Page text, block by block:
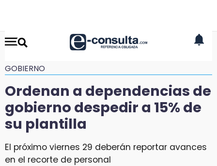
GOBIERNO
Ordenan a dependencias de
gobierno despedir a 15% de
su plantilla
El próximo viernes 29 deberán reportar avances
en el recorte de personal